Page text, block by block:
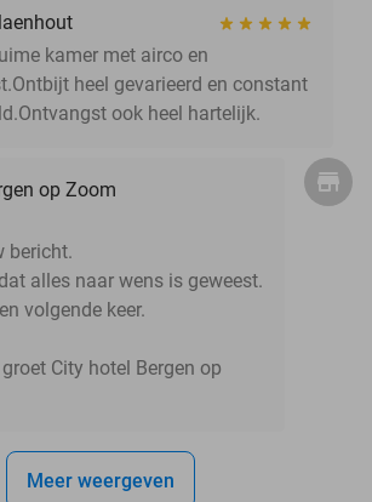
kamer met airco en
heel gevarieerd en constant
ook heel hartelijk.
op Zoom
bericht.
alles naar wens is geweest.
volgende keer.
City hotel Bergen op
Meer weergeven